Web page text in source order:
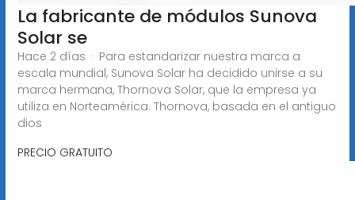
La fabricante de módulos Sunova
Solar se
Hace 2 días · Para estandarizar nuestra marca a
escala mundial, Sunova Solar ha decidido unirse a su
marca hermana, Thornova Solar, que la empresa ya
utiliza en Norteamérica. Thornova, basada en el antiguo
dios
PRECIO GRATUITO